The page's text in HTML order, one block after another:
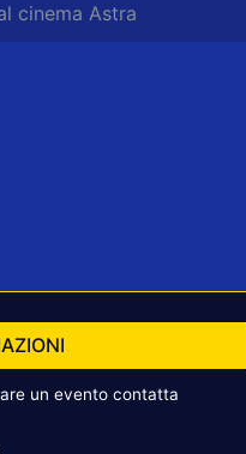
cinema Astra
un evento contatta